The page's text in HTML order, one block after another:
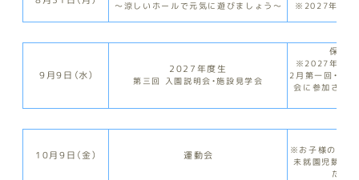
～涼しいホールで元気に遊びましょう～ ※2027年度入
9月9日（水） 2027年度生
第三回 入園説明会・施設見学会
保護
※2027年度入
2月第一回・6月
会に参加され
10月9日（金） 運動会 ※お子様の年齢
未就園児競技
だけ